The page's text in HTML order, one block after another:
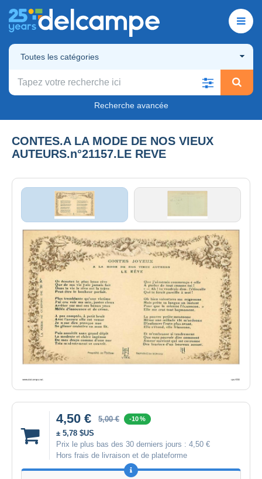
Toutes les catégories
Recherche avancée
CONTES.A LA MODE DE NOS VIEUX
AUTEURS.n°21157.LE REVE
4,50 € 5,00 € -10 %
± 5,78 $US
Prix le plus bas des 30 derniers jours : 4,50 €
Hors frais de livraison et de plateforme